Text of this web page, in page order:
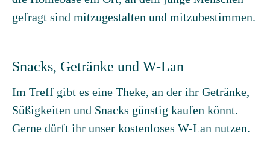
gefragt sind mitzugestalten und mitzubestimmen.
Snacks, Getränke und W-Lan
Im Treff gibt es eine Theke, an der ihr Getränke,
Süßigkeiten und Snacks günstig kaufen könnt.
Gerne dürft ihr unser kostenloses W-Lan nutzen.